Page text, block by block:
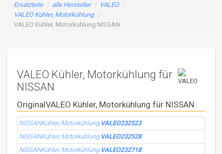
Ersatzteile / alle Hersteller / VALEO /
VALEO Kühler, Motorkühlung /
VALEO Kühler, Motorkühlung NISSAN
VALEO Kühler, Motorkühlung für
NISSAN
OriginalVALEO Kühler, Motorkühlung für NISSAN
NISSANKühler, Motorkühlung VALEO232523
NISSANKühler, Motorkühlung VALEO232528
NISSANKühler, Motorkühlung VALEO232718